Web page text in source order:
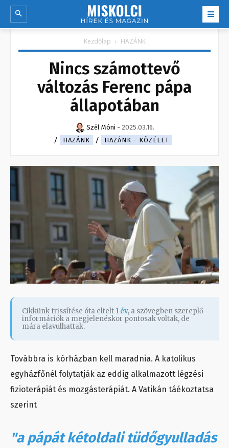
Kezdőlap HAZÁNK
Nincs számottevő
változás Ferenc pápa
állapotában
Szél Móni - 2025.03.16.
HAZÁNK
HAZÁNK - KÖZÉLET
Cikkünk frissítése óta eltelt 1 év, a szövegben szereplő
információk a megjelenéskor pontosak voltak, de
mára elavulhattak.
Továbbra is kórházban kell maradnia. A katolikus
egyházfőnél folytatják az eddig alkalmazott légzési
fizioterápiát és mozgásterápiát. A Vatikán táékoztatsa
szerint
"a pápát kétoldali tüdőgyulladás